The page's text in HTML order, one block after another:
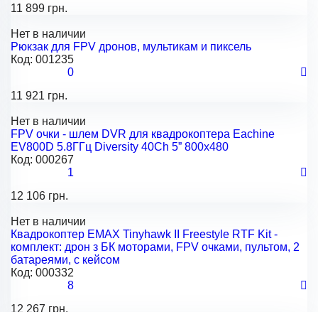
11 899 грн.
Нет в наличии
Рюкзак для FPV дронов, мультикам и пиксель
Код: 001235
0
11 921 грн.
Нет в наличии
FPV очки - шлем DVR для квадрокоптера Eachine
EV800D 5.8ГГц Diversity 40Ch 5” 800х480
Код: 000267
1
12 106 грн.
Нет в наличии
Квадрокоптер EMAX Tinyhawk II Freestyle RTF Kit -
комплект: дрон з БК моторами, FPV очками, пультом, 2
батареями, с кейсом
Код: 000332
8
12 267 грн.